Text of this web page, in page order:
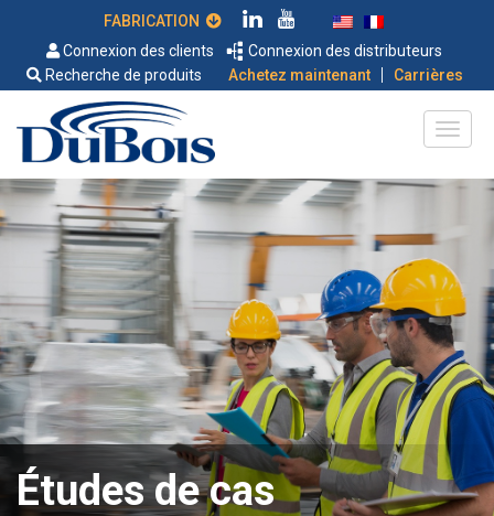
Connexion des clients
Connexion des distributeurs
Recherche de produits
Achetez maintenant | Carrières
Études de cas